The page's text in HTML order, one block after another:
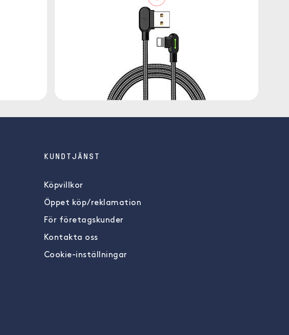
KUNDTJÄNST
Köpvillkor
Öppet köp/reklamation
För företagskunder
Kontakta oss
Cookie-inställningar